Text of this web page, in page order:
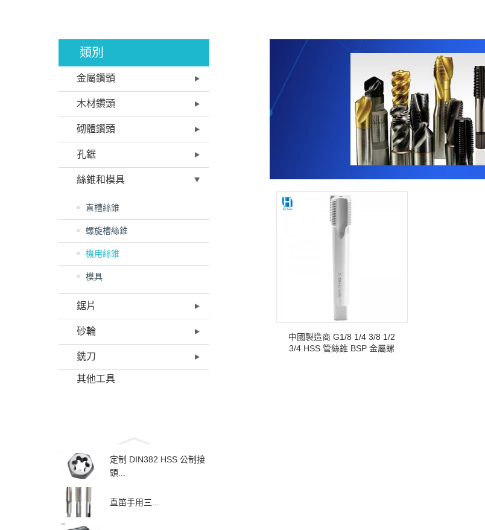
類別
金屬鑽頭
木材鑽頭
砌體鑽頭
孔鋸
絲錐和模具
直槽絲錐
螺旋槽絲錐
機用絲錐
模具
鋸片
砂輪
銑刀
其他工具
定制 DIN382 HSS 公制接
頭...
直笛手用三...
中國製造商 G1/8 1/4 3/8 1/2
3/4 HSS 管絲錐 BSP 金屬螺